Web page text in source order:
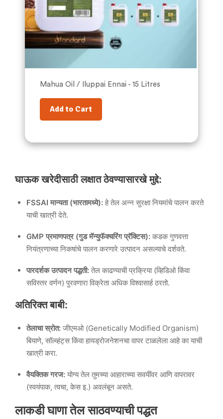
Mahua Oil / Iluppai Ennai - 15 Litres
Add to Cart
घाऊक खरेदीसाठी लक्षात ठेवण्यासारखे मुद्दे:
FSSAI मान्यता (भारतामध्ये):हे तेल अन्न सुरक्षा नियमांचे पालन करते
याची खात्री देते.
GMP प्रमाणपत्र (गुड मॅन्युफॅक्चरिंग प्रॅक्टिस):कडक गुणवत्ता
नियंत्रणाच्या निकषांचे पालन करणारे उत्पादन असल्याचे दर्शवते.
पारदर्शक उत्पादन पद्धती:तेल काढण्याची प्रक्रिया (व्हिडिओ किंवा
सविस्तर वर्णन) पुरवणारा विक्रेता अधिक विश्वासार्ह ठरतो.
अतिरिक्त बाबी:
तेलाचा स्रोत:जीएमओ (Genetically Modified Organism)
बियाणे, सॉल्व्हंट्स किंवा हायड्रोजनेशनचा वापर टाळलेला आहे का याची
खात्री करा.
वैयक्तिक गरज:योग्य तेल तुमच्या आहाराच्या सवयींवर आणि वापरावर
(स्वयंपाक, त्वचा, केस इ.) अवलंबून असते.
लाकडी घाणा तेल साठवण्याची पद्धत